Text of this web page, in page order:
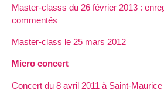
Master-classs du 26 février 2013 :
commentés
Master-class le 25 mars 2012
Micro concert
Concert du 8 avril 2011 à Saint-